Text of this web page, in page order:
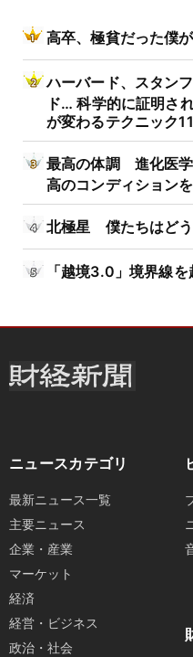
高卒、極貧だった僕
ハーバード、スタン
ド… 科学的に証明さ
が変わるテクニック
最高の体調 進化医
高のコンディション
北極星 僕たちはど
「越境3.0」境界線
ニュースカテゴリ
最新ニュース一覧
主要ニュース
企業・産業
マーケット
経済
経営・ビジネス
政治・社会